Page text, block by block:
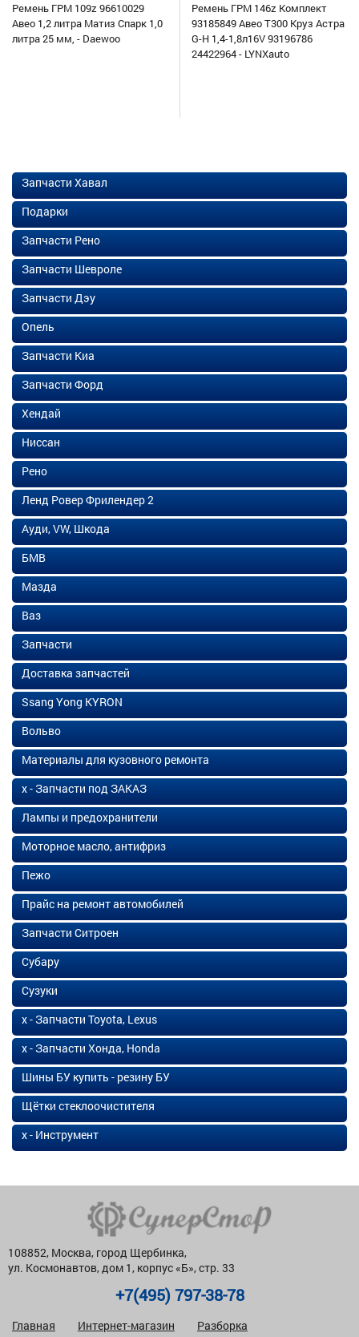
Ремень ГРМ 109z 96610029
Авео 1,2 литра Матиз Спарк 1,0
литра 25 мм, - Daewoo
Ремень ГРМ 146z Комплект
93185849 Авео Т300 Круз Астра
G-H 1,4-1,8л16V 93196786
24422964 - LYNXauto
Запчасти Хавал
Подарки
Запчасти Рено
Запчасти Шевроле
Запчасти Дэу
Опель
Запчасти Киа
Запчасти Форд
Хендай
Ниссан
Рено
Ленд Ровер Фрилендер 2
Ауди, VW, Шкода
БМВ
Мазда
Ваз
Запчасти
Доставка запчастей
Ssang Yong KYRON
Вольво
Материалы для кузовного ремонта
х - Запчасти под ЗАКАЗ
Лампы и предохранители
Моторное масло, антифриз
Пежо
Прайс на ремонт автомобилей
Запчасти Ситроен
Субару
Сузуки
х - Запчасти Toyota, Lexus
х - Запчасти Хонда, Honda
Шины БУ купить - резину БУ
Щётки стеклоочистителя
х - Инструмент
108852, Москва, город Щербинка,
ул. Космонавтов, дом 1, корпус «Б», стр. 33
+7(495) 797-38-78
Главная Интернет-магазин Разборка